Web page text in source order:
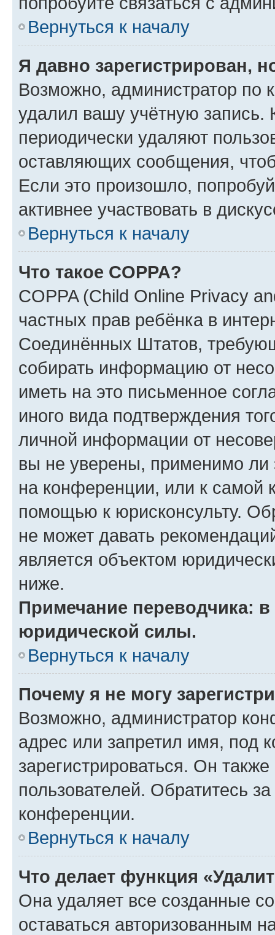
Вернуться к началу
Я давно зарегистрирован,
Возможно, администратор по
удалил вашу учётную запись.
периодически удаляют
оставляющих сообщения,
Если это произошло,
активнее участвовать в
Вернуться к началу
Что такое COPPA?
COPPA (Child Online Privacy
частных прав ребёнка в
Соединённых Штатов,
собирать информацию от
иметь на это письменное
иного вида подтверждения
личной информации от
вы не уверены, применимо ли
на конференции, или к самой
помощью к юрисконсульту.
не может давать
является объектом
ниже.
Примечание переводчика:
юридической силы.
Вернуться к началу
Почему я не могу
Возможно, администратор
адрес или запретил имя, под
зарегистрироваться. Он
пользователей. Обратитесь
конференции.
Вернуться к началу
Что делает функция
Она удаляет все созданные
оставаться авторизованным